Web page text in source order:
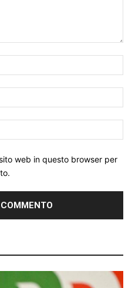
web in questo browser per